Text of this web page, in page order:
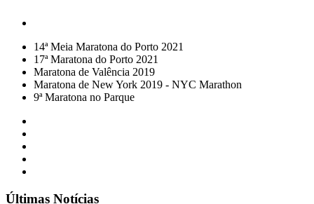
14ª Meia Maratona do Porto 2021
17ª Maratona do Porto 2021
Maratona de Valência 2019
Maratona de New York 2019 - NYC Marathon
9ª Maratona no Parque
Últimas Notícias